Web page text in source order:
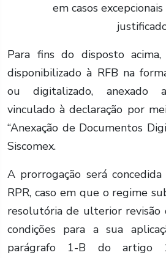
em casos
Para fins do disposto
disponibilizado à RFB na
ou digitalizado, anexado
vinculado à declaração por
“Anexação de Documentos
Siscomex.
A prorrogação será
RPR, caso em que o regime
resolutória de ulterior revisão
condições para a sua
parágrafo 1-B do artigo